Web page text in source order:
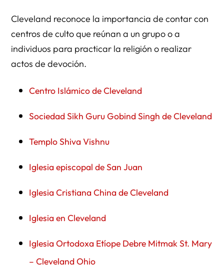
Cleveland reconoce la importancia de contar con
centros de culto que reúnan a un grupo o a
individuos para practicar la religión o realizar
actos de devoción.
Centro Islámico de Cleveland
Sociedad Sikh Guru Gobind Singh de Cleveland
Templo Shiva Vishnu
Iglesia episcopal de San Juan
Iglesia Cristiana China de Cleveland
Iglesia en Cleveland
Iglesia Ortodoxa Etíope Debre Mitmak St. Mary
– Cleveland Ohio